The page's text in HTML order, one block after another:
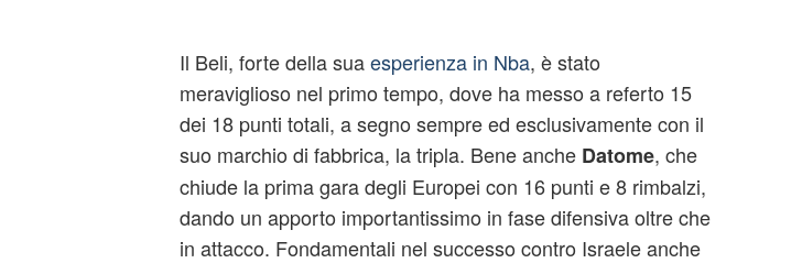
Il Beli, forte della suaesperienza in Nba, è stato
meraviglioso nel primo tempo, dove ha messo a referto 15
dei 18 punti totali, a segno sempre ed esclusivamente con il
suo marchio di fabbrica, la tripla. Bene anche Datome, che
chiude la prima gara degli Europei con 16 punti e 8 rimbalzi,
dando un apporto importantissimo in fase difensiva oltre che
in attacco. Fondamentali nel successo contro Israele anche